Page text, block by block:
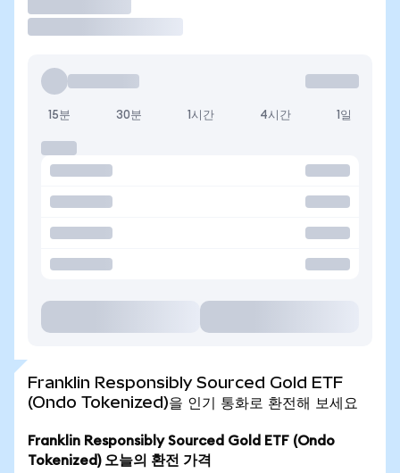
15분 30분 1시간 4시간 1일
Franklin Responsibly Sourced Gold ETF
(Ondo Tokenized)을 인기 통화로 환전해 보세요
Franklin Responsibly Sourced Gold ETF (Ondo
Tokenized) 오늘의 환전 가격